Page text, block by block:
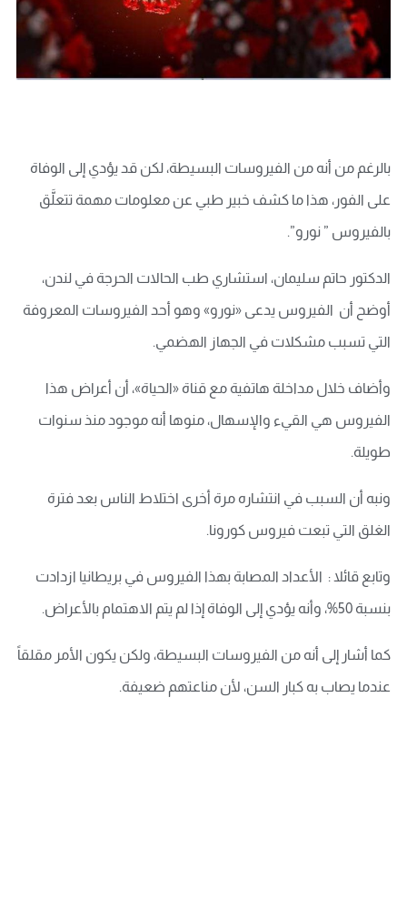
بالرغم من أنه من الفيروسات البسيطة، لكن قد يؤدي إلى الوفاة
على الفور، هذا ما كشف خبير طبي عن معلومات مهمة تتعلَّق
بالفيروس ” نورو”.
الدكتور حاتم سليمان، استشاري طب الحالات الحرجة في لندن،
أوضح أن الفيروس يدعى «نورو» وهو أحد الفيروسات المعروفة
التي تسبب مشكلات في الجهاز الهضمي.
وأضاف خلال مداخلة هاتفية مع قناة «الحياة»، أن أعراض هذا
الفيروس هي القيء والإسهال، منوها أنه موجود منذ سنوات
طويلة.
ونبه أن السبب في انتشاره مرة أخرى اختلاط الناس بعد فترة
الغلق التي تبعت فيروس كورونا.
وتابع قائلا : الأعداد المصابة بهذا الفيروس في بريطانيا ازدادت
بنسبة 50%، وأنه يؤدي إلى الوفاة إذا لم يتم الاهتمام بالأعراض.
كما أشار إلى أنه من الفيروسات البسيطة، ولكن يكون الأمر مقلقاً
عندما يصاب به كبار السن، لأن مناعتهم ضعيفة.